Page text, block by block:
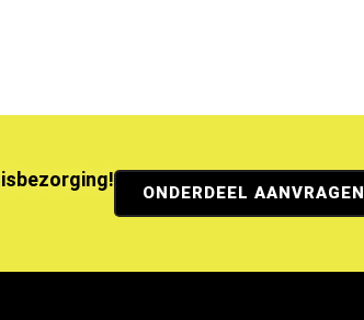
ONDERDEEL AANVRAGEN